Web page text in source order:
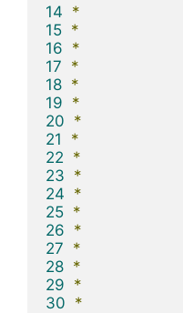
14 *
15 *
16 *
17 *
18 *
19 *
20 *
21
*
22 *
23 *
24 *
25 *
26 *
27 *
28 *
29 *
30 *